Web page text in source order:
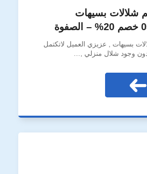
شلالات بسيهات
بسيهات , عزيزي العميل لاتكتمل
دون وجود شلال منزلي ,…